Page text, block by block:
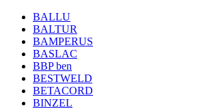
BALLU
BALTUR
BAMPERUS
BASLAC
BBP ben
BESTWELD
BETACORD
BINZEL